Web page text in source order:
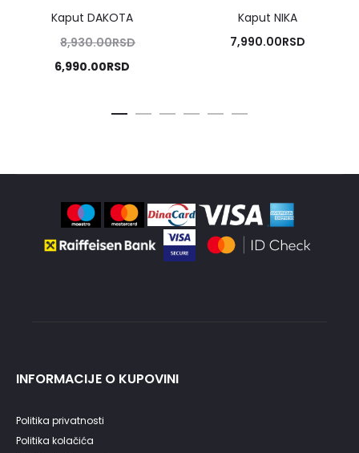
Kaput DAKOTA
8,930.00RSDOriginalna
bila:
6,990.00RSDTrenutna
je:
Kaput NIKA
7,990.00RSD
INFORMACIJE O KUPOVINI
Politika privatnosti
Politika kolačića